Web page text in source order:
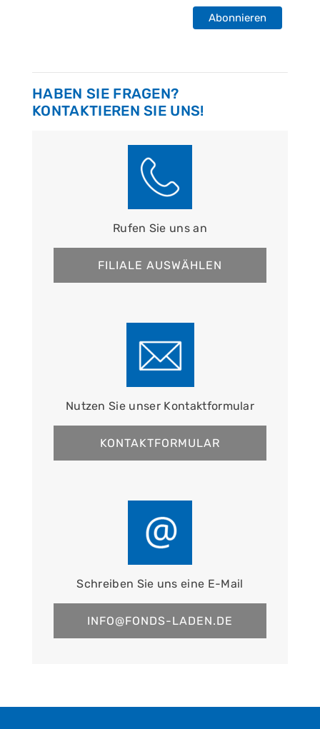
Abonnieren
HABEN SIE FRAGEN?
KONTAKTIEREN SIE UNS!
Rufen Sie uns an
FILIALE AUSWÄHLEN
Nutzen Sie unser Kontaktformular
KONTAKTFORMULAR
Schreiben Sie uns eine E-Mail
INFO@FONDS-LADEN.DE